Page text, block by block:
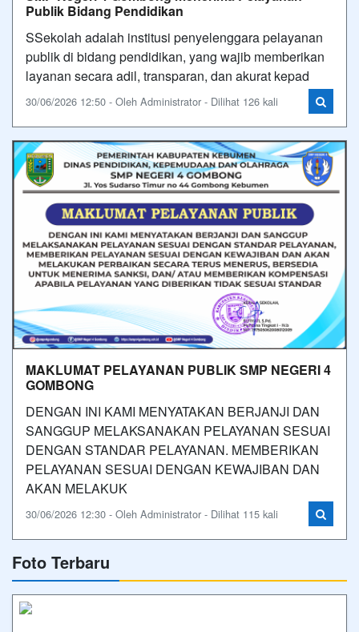
Publik Bidang Pendidikan
SSekolah adalah institusi penyelenggara pelayanan
publik di bidang pendidikan, yang wajib memberikan
layanan secara adil, transparan, dan akurat kepad
30/06/2026 12:50 - Oleh Administrator - Dilihat 126 kali
MAKLUMAT PELAYANAN PUBLIK SMP NEGERI 4
GOMBONG
DENGAN INI KAMI MENYATAKAN BERJANJI DAN
SANGGUP MELAKSANAKAN PELAYANAN SESUAI
DENGAN STANDAR PELAYANAN. MEMBERIKAN
PELAYANAN SESUAI DENGAN KEWAJIBAN DAN
AKAN MELAKUK
30/06/2026 12:30 - Oleh Administrator - Dilihat 115 kali
Foto Terbaru